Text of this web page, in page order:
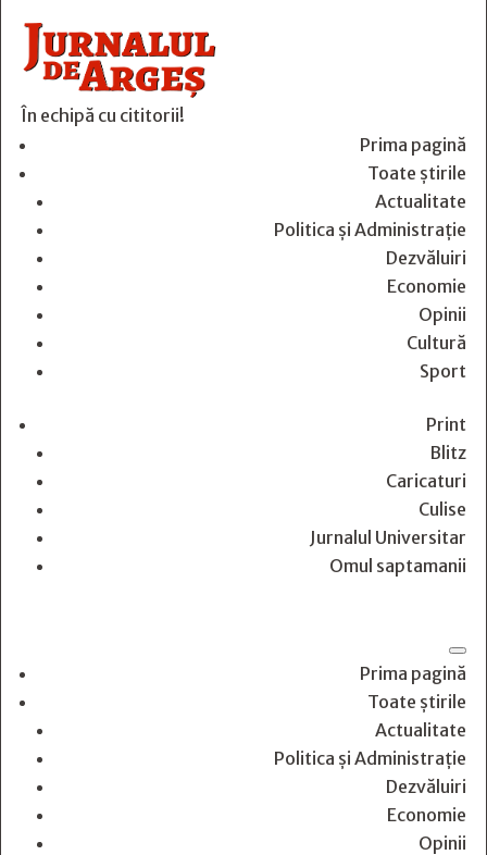
În echipă cu cititorii!
Prima pagină
Toate știrile
Actualitate
Politica și Administrație
Dezvăluiri
Economie
Opinii
Cultură
Sport
Print
Blitz
Caricaturi
Culise
Jurnalul Universitar
Omul saptamanii
Prima pagină
Toate știrile
Actualitate
Politica și Administrație
Dezvăluiri
Economie
Opinii